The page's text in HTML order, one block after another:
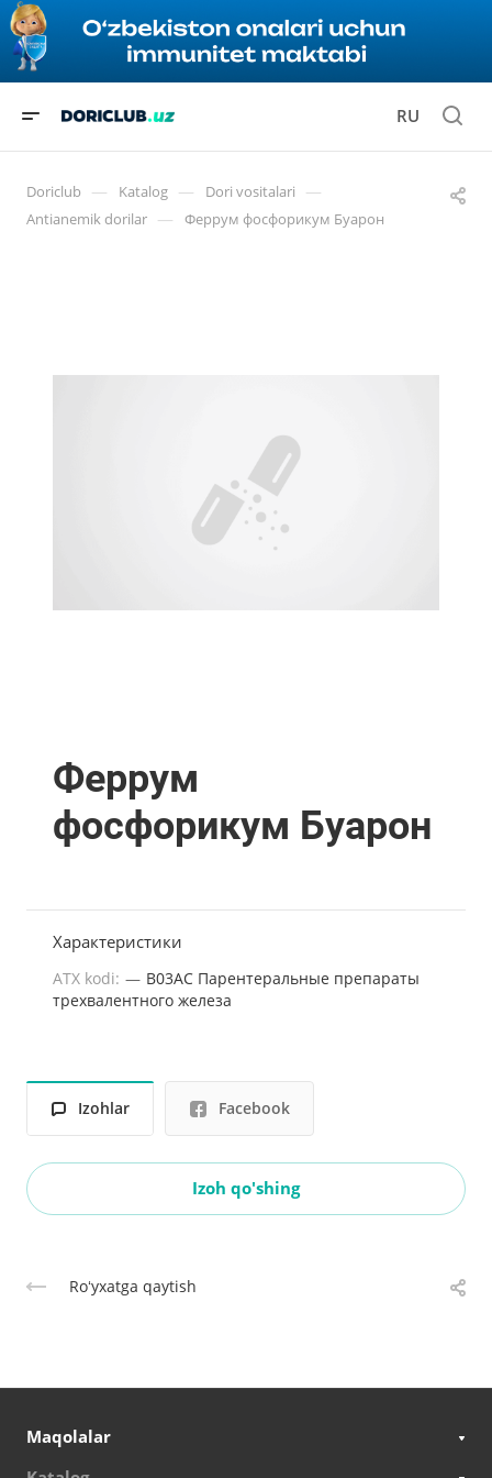
RU
Doriclub — Katalog — Dori vositalari —
Antianemik dorilar — Феррум фосфорикум Буарон
Феррум
фосфорикум Буарон
Характеристики
ATX kodi: — B03AC Парентеральные препараты
трехвалентного железа
Izohlar Facebook
Izoh qo'shing
Roʻyxatga qaytish
Maqolalar